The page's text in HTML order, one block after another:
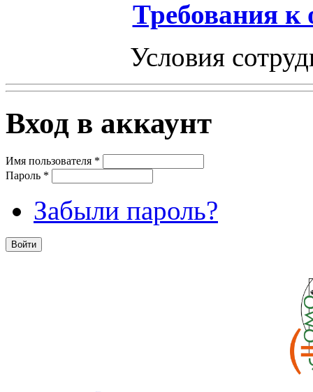
Требования к
Условия
Вход в аккаунт
Имя пользователя *
Пароль *
Забыли пароль?